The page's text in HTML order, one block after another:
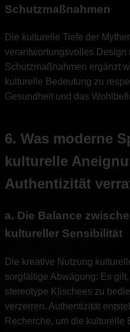
Schutzmaßnahmen
Die kulturelle Tiefe der
verantwortungsvolles Design
Schutzmaßnahmen ergänzt
kulturelle Bedeutung zu
Gesundheit und das
6. Was moderne
kulturelle
Authentizität
a. Die Balance
kultureller Sensibilität
Die kreative Nutzung
sorgfältige Abwägung: Es
stereotype Klischees zu
verzerren. Authentizität
Recherche, um die kulturelle